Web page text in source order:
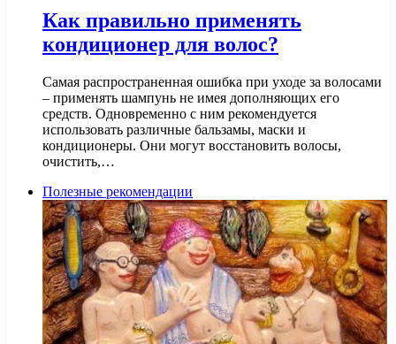
Как правильно применять
кондиционер для волос?
Самая распространенная ошибка при уходе за волосами
– применять шампунь не имея дополняющих его
средств. Одновременно с ним рекомендуется
использовать различные бальзамы, маски и
кондиционеры. Они могут восстановить волосы,
очистить,…
Полезные рекомендации